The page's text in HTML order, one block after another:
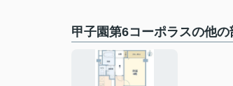
甲子園第6コーポラスの他の